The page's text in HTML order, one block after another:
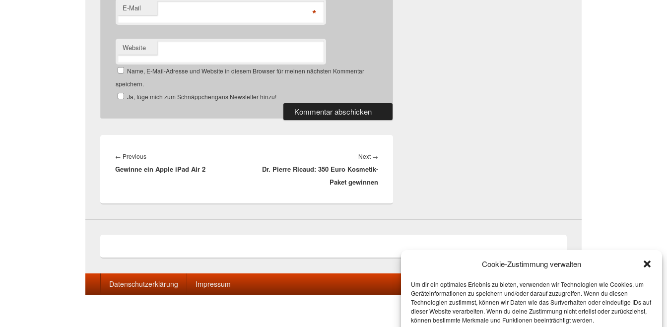
Cookie-Zustimmung verwalten
Um dir ein optimales Erlebnis zu bieten, verwenden wir Technologien wie Cookies, um
Geräteinformationen zu speichern und/oder darauf zuzugreifen. Wenn du diesen
Technologien zustimmst, können wir Daten wie das Surfverhalten oder eindeutige IDs auf
dieser Website verarbeiten. Wenn du deine Zustimmung nicht erteilst oder zurückziehst,
können bestimmte Merkmale und Funktionen beeinträchtigt werden.
E-Mail *
Website
Name, E-Mail-Adresse und Website in diesem Browser für meinen nächsten Kommentar
speichern.
Ja, füge mich zum Schnäppchengans Newsletter hinzu!
← PreviousPrevious
post:
Gewinne ein Apple iPad Air 2
Next →
post:
Dr. Pierre Ricaud: 350 Euro Kosmetik-
Paket gewinnen
Seitenfuß-
Menü Datenschutzerklärung Impressum